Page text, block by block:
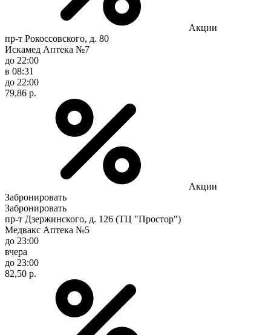
Акции
пр-т Рокоссовского, д. 80
Искамед Аптека №7
до 22:00
в 08:31
до 22:00
79,86 р.
Акции
Забронировать
Забронировать
пр-т Дзержинского, д. 126 (ТЦ "Простор")
Медвакс Аптека №5
до 23:00
вчера
до 23:00
82,50 р.